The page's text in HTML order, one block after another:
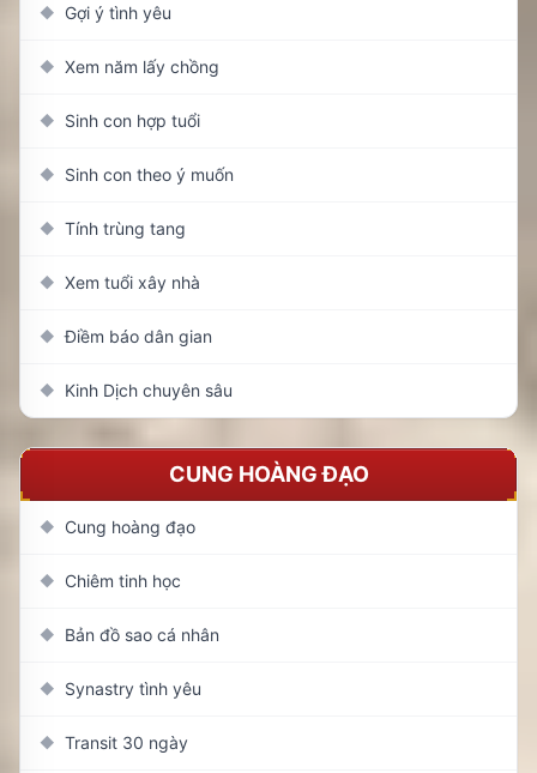
◆ Gợi ý tình yêu
◆ Xem năm lấy chồng
◆ Sinh con hợp tuổi
◆ Sinh con theo ý muốn
◆ Tính trùng tang
◆ Xem tuổi xây nhà
◆ Điềm báo dân gian
◆ Kinh Dịch chuyên sâu
CUNG HOÀNG ĐẠO
◆ Cung hoàng đạo
◆ Chiêm tinh học
◆ Bản đồ sao cá nhân
◆ Synastry tình yêu
◆ Transit 30 ngày